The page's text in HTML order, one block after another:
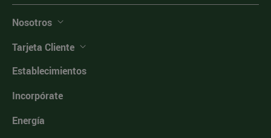
Nosotros
Tarjeta Cliente
Establecimientos
Incorpórate
Energía